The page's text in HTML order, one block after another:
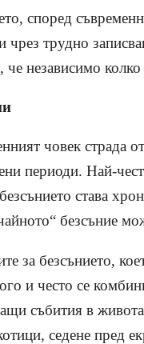
според
чрез трудно
че независимо
човек страда
периоди. Най-
става
безсъние
за безсънието,
и често се
събития в
седене пред